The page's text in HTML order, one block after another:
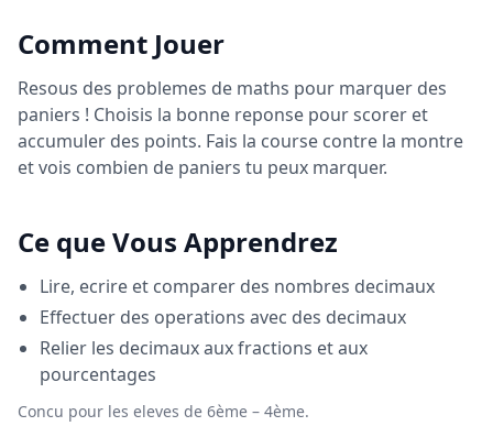
Comment Jouer
Resous des problemes de maths pour marquer des
paniers ! Choisis la bonne reponse pour scorer et
accumuler des points. Fais la course contre la montre
et vois combien de paniers tu peux marquer.
Ce que Vous Apprendrez
Lire, ecrire et comparer des nombres decimaux
Effectuer des operations avec des decimaux
Relier les decimaux aux fractions et aux
pourcentages
Concu pour les eleves de 6ème – 4ème.